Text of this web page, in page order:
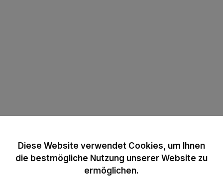
Diese Website verwendet Cookies, um Ihnen
die bestmögliche Nutzung unserer Website zu
ermöglichen.